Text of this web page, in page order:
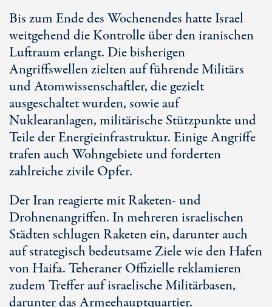
Bis zum Ende des Wochenendes hatte Israel
weitgehend die Kontrolle über den iranischen
Luftraum erlangt. Die bisherigen
Angriffswellen zielten auf führende Militärs
und Atomwissenschaftler, die gezielt
ausgeschaltet wurden, sowie auf
Nuklearanlagen, militärische Stützpunkte und
Teile der Energieinfrastruktur. Einige Angriffe
trafen auch Wohngebiete und forderten
zahlreiche zivile Opfer.
Der Iran reagierte mit Raketen- und
Drohnenangriffen. In mehreren israelischen
Städten schlugen Raketen ein, darunter auch
auf strategisch bedeutsame Ziele wie den Hafen
von Haifa. Teheraner Offizielle reklamieren
zudem Treffer auf israelische Militärbasen,
darunter das Armeehauptquartier.